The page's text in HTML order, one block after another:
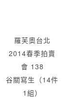
羅芙奧台北
2014春季拍賣
會 138
谷關寫生（14件
1組）